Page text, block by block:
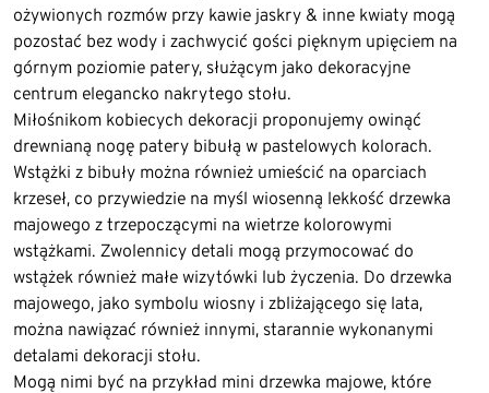
ożywionych rozmów przy kawie jaskry & inne kwiaty mogą
pozostać bez wody i zachwycić gości pięknym upięciem na
górnym poziomie patery, służącym jako dekoracyjne
centrum elegancko nakrytego stołu.
Miłośnikom kobiecych dekoracji proponujemy owinąć
drewnianą nogę patery bibułą w pastelowych kolorach.
Wstążki z bibuły można również umieścić na oparciach
krzeseł, co przywiedzie na myśl wiosenną lekkość drzewka
majowego z trzepoczącymi na wietrze kolorowymi
wstążkami. Zwolennicy detali mogą przymocować do
wstążek również małe wizytówki lub życzenia. Do drzewka
majowego, jako symbolu wiosny i zbliżającego się lata,
można nawiązać również innymi, starannie wykonanymi
detalami dekoracji stołu.
Mogą nimi być na przykład mini drzewka majowe, które